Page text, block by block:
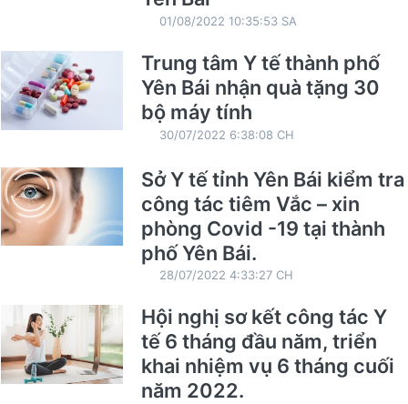
01/08/2022 10:35:53 SA
Trung tâm Y tế thành phố
Yên Bái nhận quà tặng 30
bộ máy tính
30/07/2022 6:38:08 CH
Sở Y tế tỉnh Yên Bái kiểm tra
công tác tiêm Vắc – xin
phòng Covid -19 tại thành
phố Yên Bái.
28/07/2022 4:33:27 CH
Hội nghị sơ kết công tác Y
tế 6 tháng đầu năm, triển
khai nhiệm vụ 6 tháng cuối
năm 2022.